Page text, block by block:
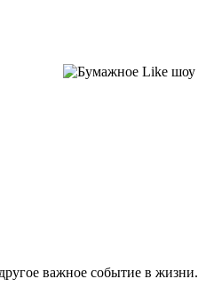
важное событие в жизни.